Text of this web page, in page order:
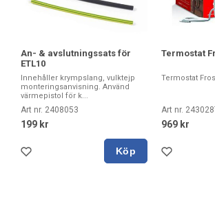
An- & avslutningssats för
ETL10
Innehåller krympslang, vulktejp
monteringsanvisning. Använd
värmepistol för k...
Art nr. 2408053
199 kr
Köp
Termostat
Termostat
Art nr.
969 kr